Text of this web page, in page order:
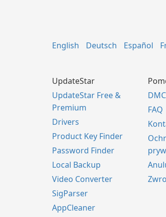
English Deutsch Español
UpdateStar
UpdateStar Free &
Premium
Drivers
Product Key Finder
Password Finder
Local Backup
Video Converter
SigParser
AppCleaner
FAQ